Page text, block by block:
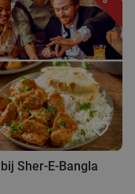
favorite_border
Sher-E-Bangla